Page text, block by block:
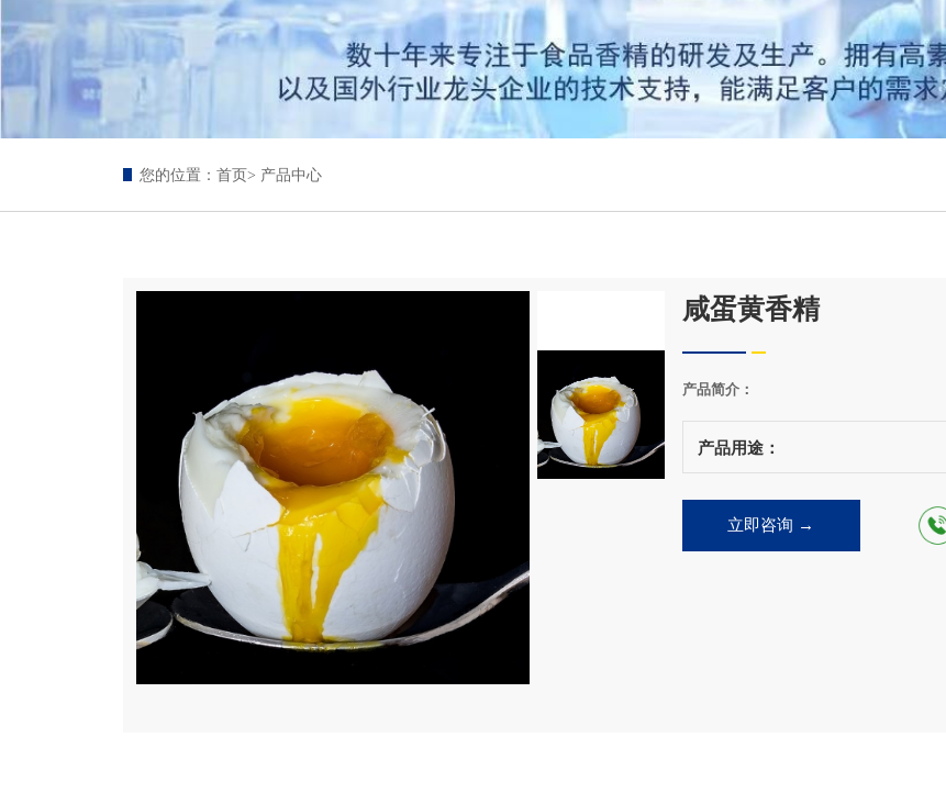
您的位置： 首页> 产品中心
咸蛋黄香精
产品简介：
产品用途：
立即咨询 →